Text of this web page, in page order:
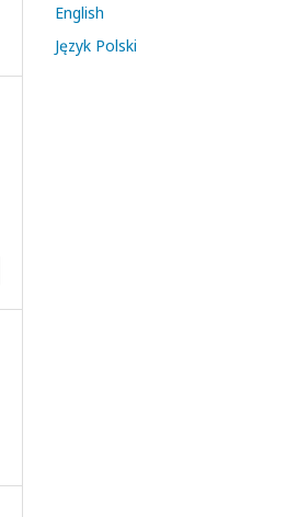
English
Język Polski